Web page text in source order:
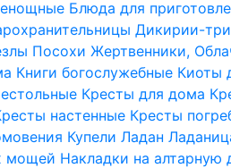
Блюда для
Дикирии-
ПосохиЖертвенники,
Книги богослужебные Киоты
Кресты для дома
настенные Кресты
КупелиЛадан
мощей Накладки на алтарную